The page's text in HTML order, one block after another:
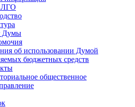
ЛГО
Думы
об использовании Думой
бюджетных средств
общественное